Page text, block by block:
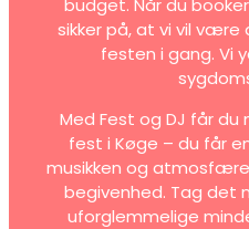
budget. Når du
sikker på, at vi vil være
festen i gang. Vi
Med Fest og DJ får du
fest i Køge – du får
musikken og
begivenhed. Tag det
uforglemmelige